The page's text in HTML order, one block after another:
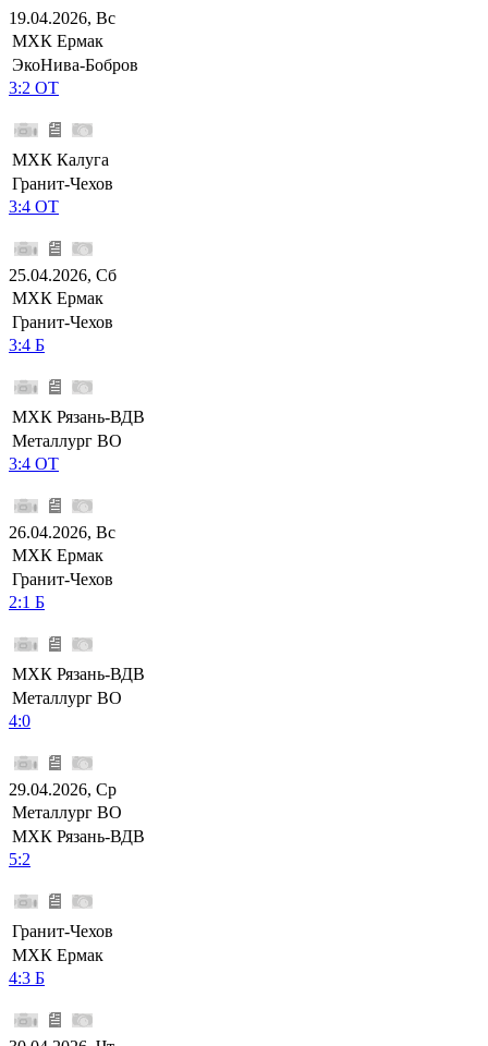
19.04.2026, Вс
МХК Ермак
ЭкоНива-Бобров
3:2 ОТ
МХК Калуга
Гранит-Чехов
3:4 ОТ
25.04.2026, Сб
МХК Ермак
Гранит-Чехов
3:4 Б
МХК Рязань-ВДВ
Металлург ВО
3:4 ОТ
26.04.2026, Вс
МХК Ермак
Гранит-Чехов
2:1 Б
МХК Рязань-ВДВ
Металлург ВО
4:0
29.04.2026, Ср
Металлург ВО
МХК Рязань-ВДВ
5:2
Гранит-Чехов
МХК Ермак
4:3 Б